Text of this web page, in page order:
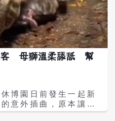
。 不過，充電
先生表示，象群離
及保險公司共同檢查
槍線遭野象以鼻子甩
修費初步估算約2萬
，充電站本身有投
險公司理賠。 值得
仍未獲當地政府完整
8日上午致電六順鎮人
示尚未接獲相關情況
天下午再次聯繫時，
緩慢靠近，才驚覺竟
豹體型仍偏小，在道
察四周，停留約兩分鐘
喇叭、未下車，也沒有
等待後駛離現場，避
片曝光後，也被不少
的野生動物相遇方
是大陸國家一級保護
具有強烈領域性，除
，成年個體彼此相遇
客 母獅溫柔舔舐 幫
博園日前發生一起新
意外插曲，原本讓現
擊的驚險場面，沒想